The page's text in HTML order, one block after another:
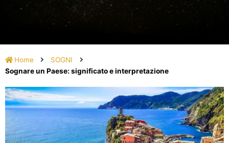
Home
SOGNI
Sognare un Paese: significato e interpretazione